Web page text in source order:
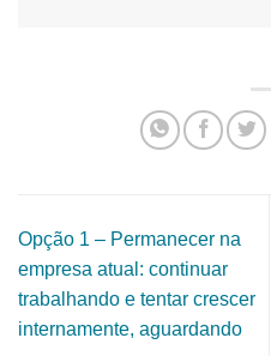
Opção 1 – Permanecer na
empresa atual: continuar
trabalhando e tentar crescer
internamente, aguardando